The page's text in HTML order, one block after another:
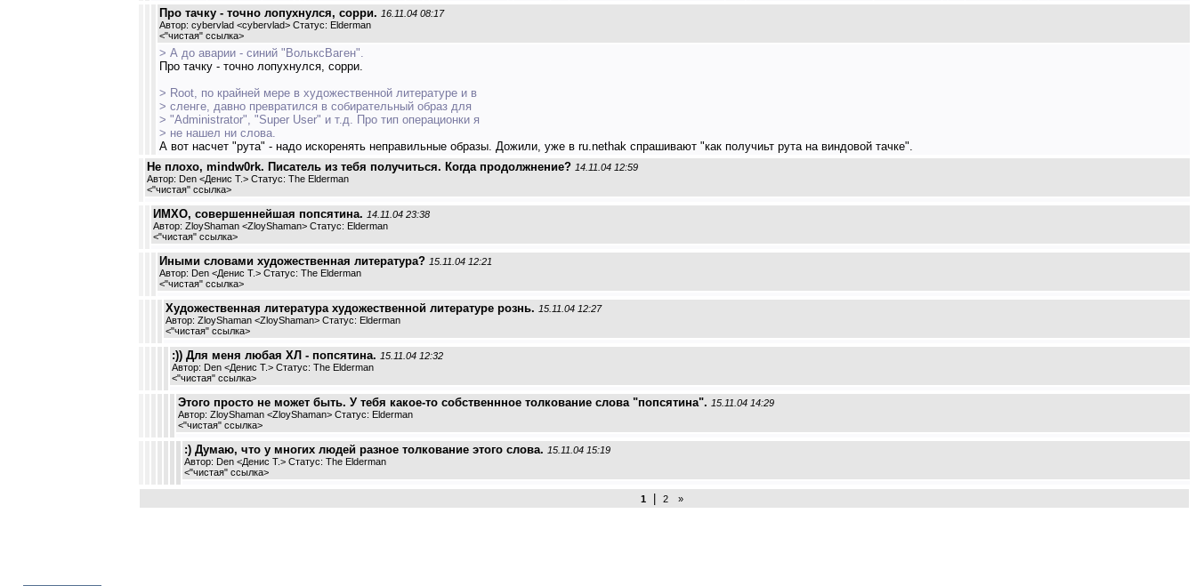
Про тачку - точно лопухнулся, сорри. 16.11.04 08:17
Автор: cybervlad <cybervlad> Статус: Elderman
<"чистая" ссылка>
> А до аварии - синий "ВольксВаген".
Про тачку - точно лопухнулся, сорри.
> Root, по крайней мере в художественной литературе и в
> сленге, давно превратился в собирательный образ для
> "Administrator", "Super User" и т.д. Про тип операционки я
> не нашел ни слова.
А вот насчет "рута" - надо искоренять неправильные образы. Дожили, уже в ru.nethak спрашивают "как получиьт рута на виндовой тачке".
Не плохо, mindw0rk. Писатель из тебя получиться. Когда продолжнение? 14.11.04 12:59
Автор: Den <Денис Т.> Статус: The Elderman
<"чистая" ссылка>
ИМХО, совершеннейшая попсятина. 14.11.04 23:38
Автор: ZloyShaman <ZloyShaman> Статус: Elderman
<"чистая" ссылка>
Иными словами художественная литература? 15.11.04 12:21
Автор: Den <Денис Т.> Статус: The Elderman
<"чистая" ссылка>
Художественная литература художественной литературе рознь. 15.11.04 12:27
Автор: ZloyShaman <ZloyShaman> Статус: Elderman
<"чистая" ссылка>
:)) Для меня любая ХЛ - попсятина. 15.11.04 12:32
Автор: Den <Денис Т.> Статус: The Elderman
<"чистая" ссылка>
Этого просто не может быть. У тебя какое-то собственнное толкование слова "попсятина". 15.11.04 14:29
Автор: ZloyShaman <ZloyShaman> Статус: Elderman
<"чистая" ссылка>
:) Думаю, что у многих людей разное толкование этого слова. 15.11.04 15:19
Автор: Den <Денис Т.> Статус: The Elderman
<"чистая" ссылка>
1| 2 »